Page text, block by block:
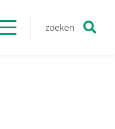
zoeken